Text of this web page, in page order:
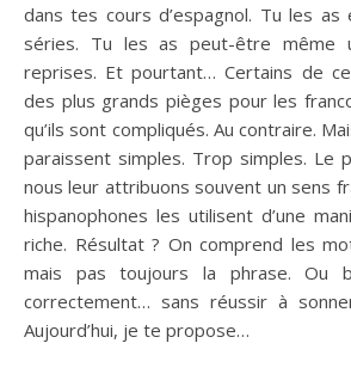
dans tes cours d’espagnol. Tu les as
séries. Tu les as peut-être même
reprises. Et pourtant… Certains de
des plus grands pièges pour les
qu’ils sont compliqués. Au contraire.
paraissent simples. Trop simples. Le
nous leur attribuons souvent un sens
hispanophones les utilisent d’une
riche. Résultat ? On comprend les
mais pas toujours la phrase. Ou
correctement… sans réussir à
Aujourd’hui, je te propose…